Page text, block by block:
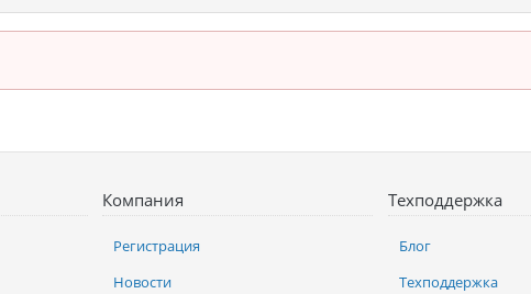
Компания
Регистрация
Новости
Техподдержка
Блог
Техподдержка